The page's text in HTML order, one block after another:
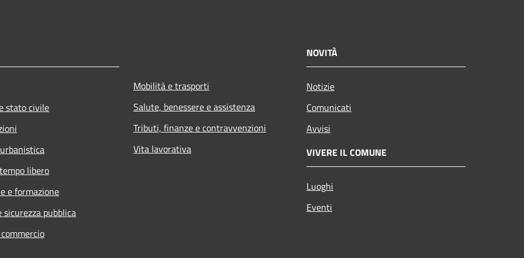
stato civile
libero
e formazione
sicurezza pubblica
Mobilità e trasporti
Salute, benessere e assistenza
Tributi, finanze e contravvenzioni
Vita lavorativa
NOVITÀ
Notizie
Comunicati
Avvisi
VIVERE IL COMUNE
Luoghi
Eventi